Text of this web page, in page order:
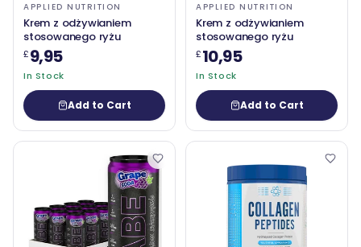
APPLIED NUTRITION
Krem z odżywianiem
stosowanego ryżu
£9,95
In Stock
Add to Cart
APPLIED NUTRITION
Krem z odżywianiem
stosowanego ryżu
£10,95
In Stock
Add to Cart